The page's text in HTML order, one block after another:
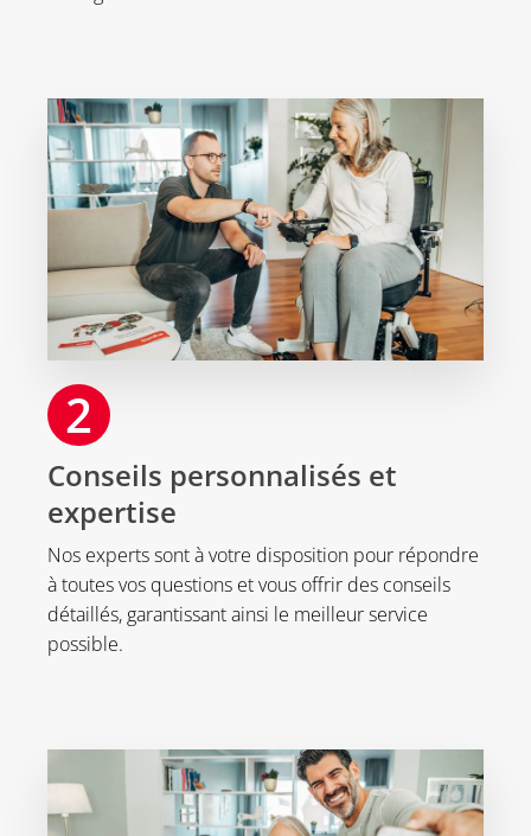
2
Conseils personnalisés et
expertise
Nos experts sont à votre disposition pour répondre
à toutes vos questions et vous offrir des conseils
détaillés, garantissant ainsi le meilleur service
possible.